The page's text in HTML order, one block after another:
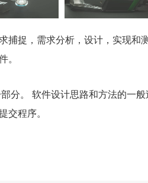
捉，需求分析，设计，实现和
分。 软件设计思路和方法的一
程序。